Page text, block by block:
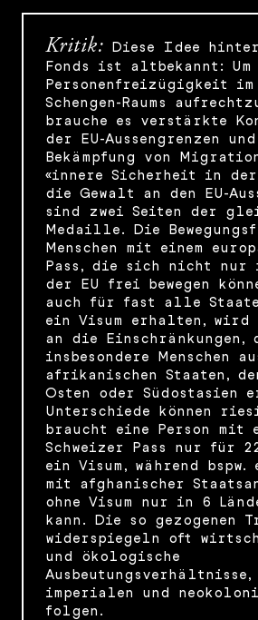
Kritik: Diese Idee hinter
Fonds ist altbekannt: Um
Personenfreizügigkeit
Schengen-Raums
brauche es verstärkte
der EU-Aussengrenzen
Bekämpfung von
«innere Sicherheit in der
die Gewalt an den EU-
sind zwei Seiten der
Medaille. Die
Menschen mit einem
Pass, die sich nicht nur
der EU frei bewegen
auch für fast alle
ein Visum erhalten, wird
an die Einschränkungen,
insbesondere Menschen
afrikanischen Staaten,
Osten oder Südostasien
Unterschiede können
braucht eine Person mit
Schweizer Pass nur für
ein Visum, während bspw.
mit afghanischer
ohne Visum nur in 6
kann. Die so gezogenen
widerspiegeln oft
und ökologische
imperialen und
folgen.